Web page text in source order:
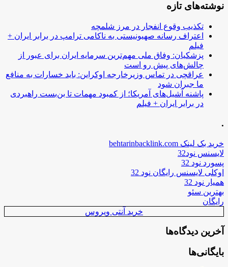
نوشته‌های تازه
تکذیب وقوع انفجار در مرز شلمچه
اعتراف رسانه صهیونیستی به ناکامی ترامپ در برابر ایران +
فیلم
پزشکیان: وفاق ملی مهم‌ترین سرمایه ایران برای عبور از
چالش‌های پیش رو است
عراقچی در تماس وزیرخارجه اوکراین: باید خسارات به منافع
ما جبران شود
پاشنه آشیل‌های آمریکا؛ از کمبود مهمات تا بن‌بست راهبردی
در برابر ایران + فیلم
.
خرید بک لینک behtarinbacklink.com
لایسنس نود32
پسورد نود 32
اوکلی لایسنس رایگان نود 32
همیار نود 32
بهترین سئو
رایگان
خرید آنتی ویروس
آخرین دیدگاه‌ها
بایگانی‌ها